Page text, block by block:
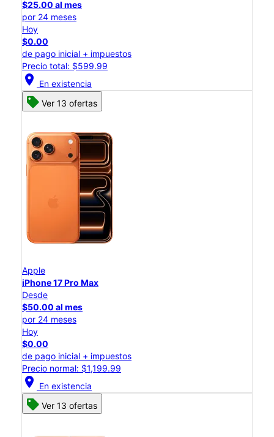
$25.00 al mes
por 24 meses
Hoy
$0.00
de pago inicial + impuestos
Precio total: $599.99
location_on En existencia
Ver 13 ofertas
Apple
iPhone 17 Pro Max
Desde
$50.00 al mes
por 24 meses
Hoy
$0.00
de pago inicial + impuestos
Precio normal: $1,199.99
location_on En existencia
Ver 13 ofertas